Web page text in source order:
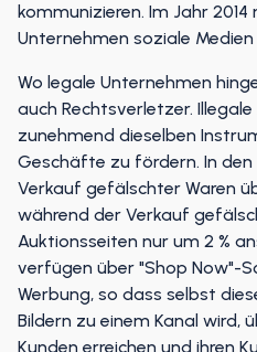
kommunizieren. Im Jahr
Unternehmen soziale
Wo legale Unternehmen
auch Rechtsverletzer.
zunehmend dieselben
Geschäfte zu fördern. In den
Verkauf gefälschter Waren
während der Verkauf
Auktionsseiten nur um 2 %
verfügen über "Shop Now"-
Werbung, so dass selbst
Bildern zu einem Kanal wird,
Kunden erreichen und ihren